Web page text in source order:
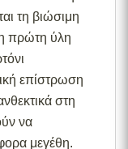
σας.
επικοινωνήστε
2315 005
τη βιώσιμη
η πρώτη ύλη
επίστρωση
στη
να
μεγέθη.